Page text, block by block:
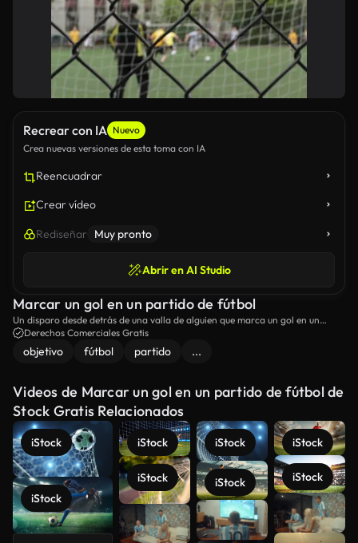
Recrear con IA Nuevo
Crea nuevas versiones de esta toma con IA
Reencuadrar
Crear vídeo
Rediseñar Muy pronto
Abrir en AI Studio
Marcar un gol en un partido de fútbol
Un disparo desde detrás de una valla de alguien que marca un gol en un
partido de fútbol.
Derechos Comerciales Gratis
objetivo fútbol partido ...
Videos de Marcar un gol en un partido de fútbol de
Stock Gratis Relacionados
iStock
iStock
iStock
iStock
iStock
iStock
iStock
iStock
Ver más